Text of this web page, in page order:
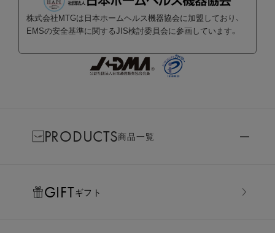
株式会社MTGは日本ホームヘルス機器協会に加盟しており、
EMSの安全基準に関するJIS検討委員会に参画しています。
PRODUCTS商品一覧
GIFTギフト